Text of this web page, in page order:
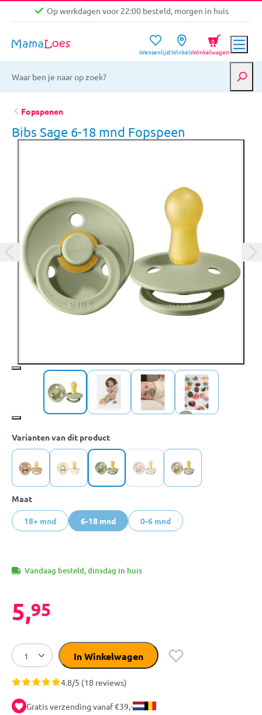
Op werkdagen voor 22:00 besteld, morgen in huis
Gratis verzending vanaf €39,-
Op werkdagen voor 22:00 besteld, morgen in huis
WensenlijstWinkelsWinkelwagen
0
Fopspenen
Bibs Sage 6-18 mnd Fopspeen
+1
Varianten van dit product
Maat
18+ mnd 6-18 mnd 0-6 mnd
Vandaag besteld, dinsdag in huis
5,95
In Winkelwagen
4.8/5 (18 reviews)
Gratis verzending vanaf €39,-